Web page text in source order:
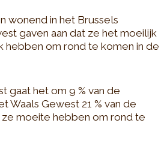
wonend in het Brussels
gaven aan dat ze het moeilijk
hebben om rond te komen in de
gaat het om 9 % van de
Waals Gewest 21 % van de
ze moeite hebben om rond te